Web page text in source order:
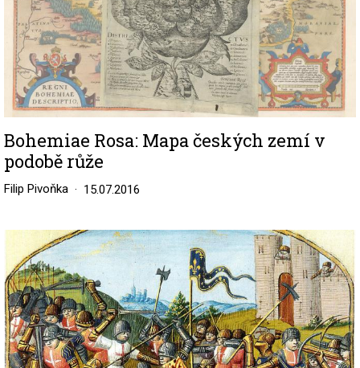
Bohemiae Rosa: Mapa českých zemí v
podobě růže
Filip Pivoňka 15.07.2016
Image